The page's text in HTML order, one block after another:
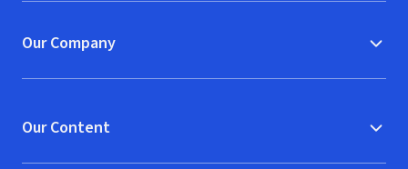
Our Company
Our Content